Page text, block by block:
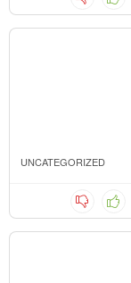
UNCATEGORIZED